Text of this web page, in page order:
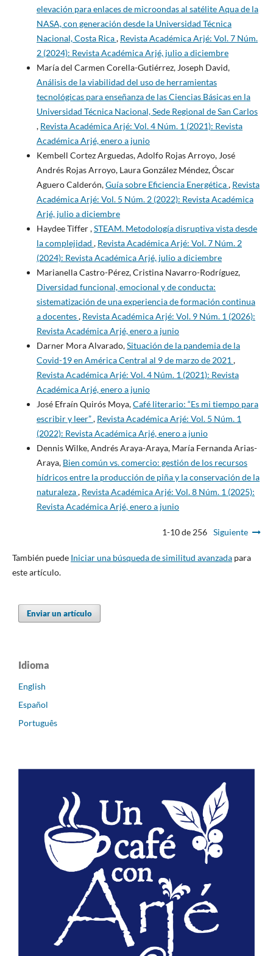
elevación para enlaces de microondas al satélite Aqua de la
NASA, con generación desde la Universidad Técnica
Nacional, Costa Rica, Revista Académica Arjé: Vol. 7 Núm.
2 (2024): Revista Académica Arjé, julio a diciembre
María del Carmen Corella-Gutiérrez, Joseph David,
Análisis de la viabilidad del uso de herramientas
tecnológicas para enseñanza de las Ciencias Básicas en la
Universidad Técnica Nacional, Sede Regional de San Carlos
, Revista Académica Arjé: Vol. 4 Núm. 1 (2021): Revista
Académica Arjé, enero a junio
Kembell Cortez Arguedas, Adolfo Rojas Arroyo, José
Andrés Rojas Arroyo, Laura González Méndez, Óscar
Aguero Calderón,Guía sobre Eficiencia Energética, Revista
Académica Arjé: Vol. 5 Núm. 2 (2022): Revista Académica
Arjé, julio a diciembre
Haydee Tiffer ,STEAM. Metodología disruptiva vista desde
la complejidad , Revista Académica Arjé: Vol. 7 Núm. 2
(2024): Revista Académica Arjé, julio a diciembre
Marianella Castro-Pérez, Cristina Navarro-Rodríguez,
Diversidad funcional, emocional y de conducta:
sistematización de una experiencia de formación continua
a docentes, Revista Académica Arjé: Vol. 9 Núm. 1 (2026):
Revista Académica Arjé, enero a junio
Darner Mora Alvarado,Situación de la pandemia de la
Covid-19 en América Central al 9 de marzo de 2021 ,
Revista Académica Arjé: Vol. 4 Núm. 1 (2021): Revista
Académica Arjé, enero a junio
José Efraín Quirós Moya,Café literario: “Es mi tiempo para
escribir y leer”, Revista Académica Arjé: Vol. 5 Núm. 1
(2022): Revista Académica Arjé, enero a junio
Dennis Wilke, Andrés Araya-Araya, María Fernanda Arias-
Araya, Bien común vs. comercio: gestión de los recursos
hídricos entre la producción de piña y la conservación de la
naturaleza, Revista Académica Arjé: Vol. 8 Núm. 1 (2025):
Revista Académica Arjé, enero a junio
1-10 de 256 Siguiente
También puede Iniciar una búsqueda de similitud avanzadapara
este artículo.
Enviar un artículo
Idioma
English
Español
Português